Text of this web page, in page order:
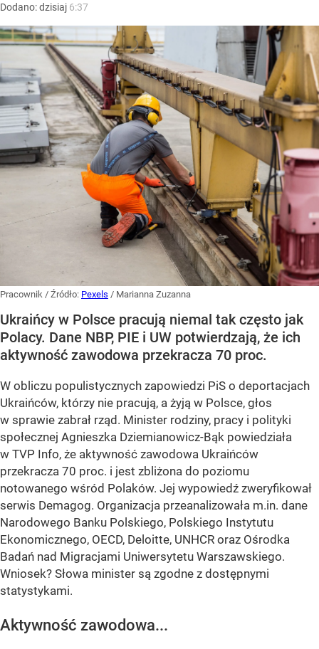
Dodano:dzisiaj 6:37
Pracownik / Źródło: Pexels / Marianna Zuzanna
Ukraińcy w Polsce pracują niemal tak często jak
Polacy. Dane NBP, PIE i UW potwierdzają, że ich
aktywność zawodowa przekracza 70 proc.
W obliczu populistycznych zapowiedzi PiS o deportacjach
Ukraińców, którzy nie pracują, a żyją w Polsce, głos
w sprawie zabrał rząd. Minister rodziny, pracy i polityki
społecznej Agnieszka Dziemianowicz-Bąk powiedziała
w TVP Info, że aktywność zawodowa Ukraińców
przekracza 70 proc. i jest zbliżona do poziomu
notowanego wśród Polaków. Jej wypowiedź zweryfikował
serwis Demagog. Organizacja przeanalizowała m.in. dane
Narodowego Banku Polskiego, Polskiego Instytutu
Ekonomicznego, OECD, Deloitte, UNHCR oraz Ośrodka
Badań nad Migracjami Uniwersytetu Warszawskiego.
Wniosek? Słowa minister są zgodne z dostępnymi
statystykami.
Aktywność zawodowa...